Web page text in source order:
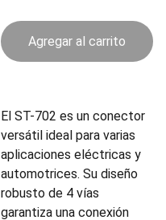
Agregar al carrito
El ST-702 es un conector
versátil ideal para varias
aplicaciones eléctricas y
automotrices. Su diseño
robusto de 4 vías
garantiza una conexión